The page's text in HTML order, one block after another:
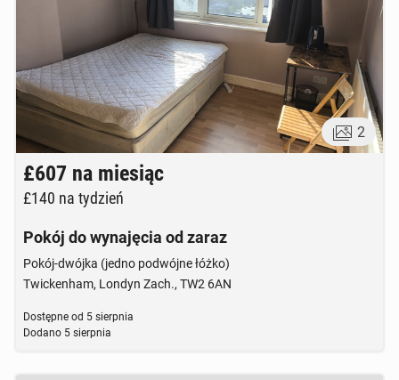
2
£607 na miesiąc
£140 na tydzień
Pokój do wynajęcia od zaraz
Pokój-dwójka (jedno podwójne łóżko)
Twickenham, Londyn Zach., TW2 6AN
Dostępne od 5 sierpnia
Dodano 5 sierpnia